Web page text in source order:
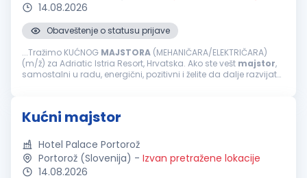
14.08.2026
Obaveštenje o statusu prijave
...Tražimo KUĆNOG MAJSTORA (MEHANIČARA/ELEKTRIČARA)
(m/ž) za Adriatic Istria Resort, Hrvatska. Ako ste vešt majstor,
samostalni u radu, energični, pozitivni i želite da dalje razvijate
Kućni majstor
Hotel Palace Portorož
Portorož (Slovenija) - Izvan pretražene lokacije
14.08.2026